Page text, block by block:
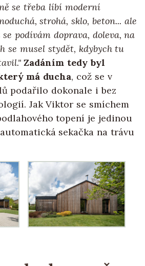
se třeba líbí moderní
strohá, sklo, beton... ale
podívám doprava, doleva, na
se musel stydět, kdybych tu
Zadáním tedy byl
má ducha, což se v
podařilo dokonale i bez
Jak Viktor se smíchem
topení je jedinou
sekačka na trávu